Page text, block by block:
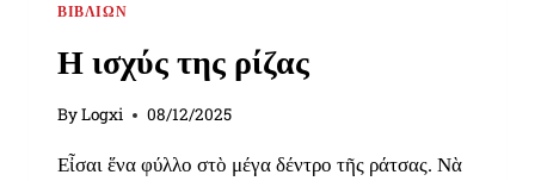
ΒΙΒΛΊΩΝ
Η ισχύς της ρίζας
ByLogxi 08/12/2025
Εἶσαι ἕνα φύλλο στὸ μέγα δέντρο τῆς ράτσας. Νὰ